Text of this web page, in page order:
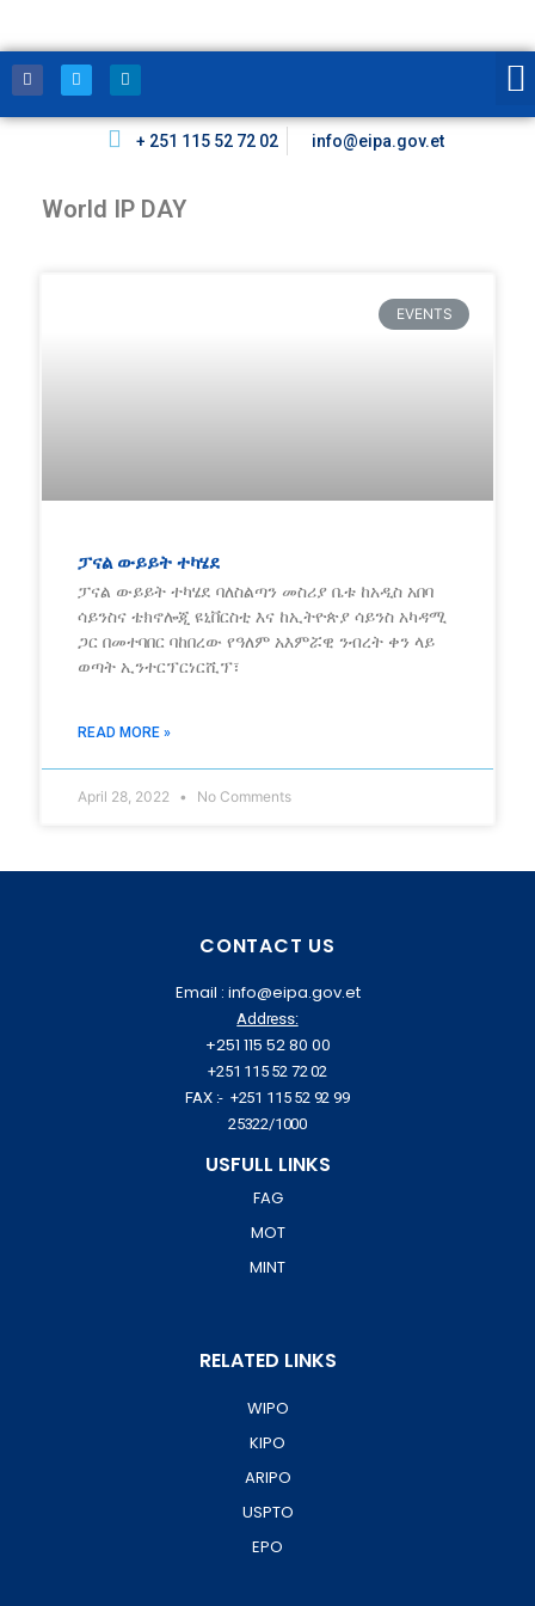
+ 251 115 52 72 02 info@eipa.gov.et
World IP DAY
EVENTS
ፓናል ውይይት ተካሄደ
ፓናል ውይይት ተካሄደ ባለስልጣን መስሪያ ቤቱ ከአዲስ አበባ
ሳይንስና ቴክኖሎጂ ዩኒቨርስቲ እና ከኢትዮጵያ ሳይንስ አካዳሚ
ጋር በመተባበር ባከበረው የዓለም አእምሯዊ ንብረት ቀን ላይ
ወጣት ኢንተርፕርነርሺፕ፣
READ MORE »
April 28, 2022 No Comments
CONTACT US
Email : info@eipa.gov.et
Address:
+251 115 52 80 00
+251 115 52 72 02
FAX :- +251 115 52 92 99
25322/1000
USFULL LINKS
FAG
MOT
MINT
RELATED LINKS
WIPO
KIPO
ARIPO
USPTO
EPO